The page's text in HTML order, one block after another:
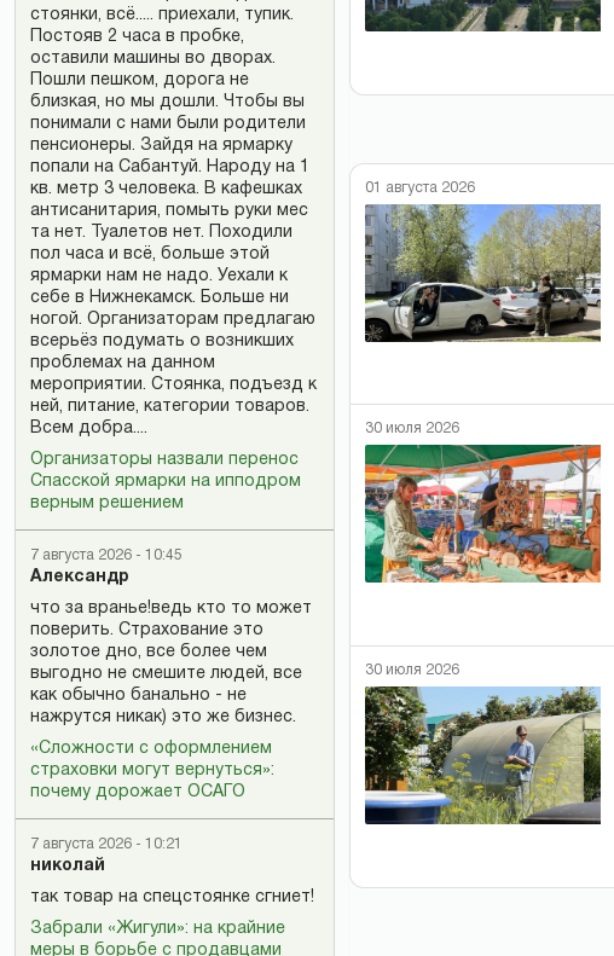
стоянки, всё..... приехали, тупик.
Постояв 2 часа в пробке,
оставили машины во дворах.
Пошли пешком, дорога не
близкая, но мы дошли. Чтобы вы
понимали с нами были родители
пенсионеры. Зайдя на ярмарку
попали на Сабантуй. Народу на 1
кв. метр 3 человека. В кафешках
антисанитария, помыть руки мес
та нет. Туалетов нет. Походили
пол часа и всё, больше этой
ярмарки нам не надо. Уехали к
себе в Нижнекамск. Больше ни
ногой. Организаторам предлагаю
всерьёз подумать о возникших
проблемах на данном
мероприятии. Стоянка, подъезд к
ней, питание, категории товаров.
Всем добра....
Организаторы назвали перенос
Спасской ярмарки на ипподром
верным решением
7 августа 2026 - 10:45
Александр
что за вранье!ведь кто то может
поверить. Страхование это
золотое дно, все более чем
выгодно не смешите людей, все
как обычно банально - не
нажрутся никак) это же бизнес.
«Сложности с оформлением
страховки могут вернуться»:
почему дорожает ОСАГО
7 августа 2026 - 10:21
николай
так товар на спецстоянке сгниет!
Забрали «Жигули»: на крайние
меры в борьбе с продавцами
01 августа 2026
30 июля 2026
30 июля 2026